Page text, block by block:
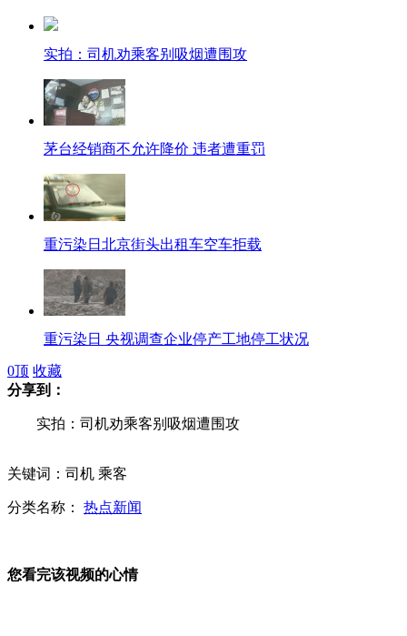
实拍：司机劝乘客别吸烟遭围攻
茅台经销商不允许降价 违者遭重罚
重污染日北京街头出租车空车拒载
重污染日 央视调查企业停产工地停工状况
拍客：知情人爆料“犀利哥”真实生存状态
0顶 收藏
分享到：
实拍：司机劝乘客别吸烟遭围攻
关键词：司机 乘客
分类名称： 热点新闻
您看完该视频的心情